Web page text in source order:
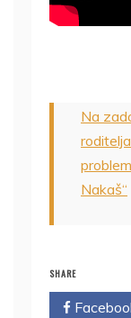
Na
Nakaš“
SHARE